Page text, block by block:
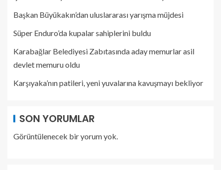
Başkan Büyükakın’dan uluslararası yarışma müjdesi
Süper Enduro’da kupalar sahiplerini buldu
Karabağlar Belediyesi Zabıtasında aday memurlar asil
devlet memuru oldu
Karşıyaka’nın patileri, yeni yuvalarına kavuşmayı bekliyor
SON YORUMLAR
Görüntülenecek bir yorum yok.